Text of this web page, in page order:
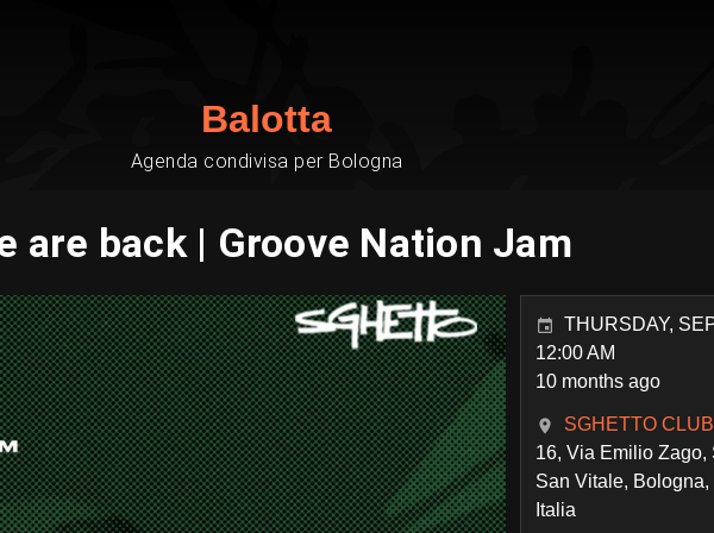
Balotta
Agenda condivisa per Bologna
are back | Groove Nation Jam
THURSDAY,
12:00 AM
10 months ago
SGHETTO CLUB
16, Via Emilio Zago,
San Vitale,
Italia